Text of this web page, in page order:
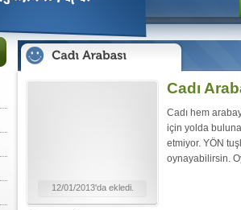
12/01/2013'da ekledi.
Cadı
Cadı hem
için yolda
etmiyor. YÖN
oynayabilirsin.